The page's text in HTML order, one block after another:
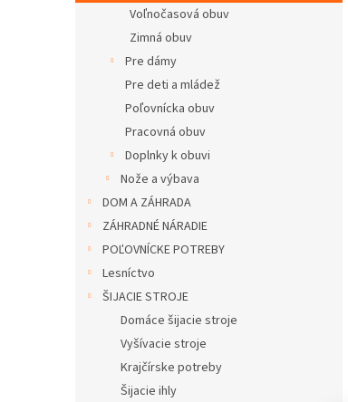
Voľnočasová obuv
Zimná obuv
Pre dámy
Pre deti a mládež
Poľovnícka obuv
Pracovná obuv
Doplnky k obuvi
Nože a výbava
DOM A ZÁHRADA
ZÁHRADNÉ NÁRADIE
POĽOVNÍCKE POTREBY
Lesníctvo
ŠIJACIE STROJE
Domáce šijacie stroje
Vyšívacie stroje
Krajčírske potreby
Šijacie ihly